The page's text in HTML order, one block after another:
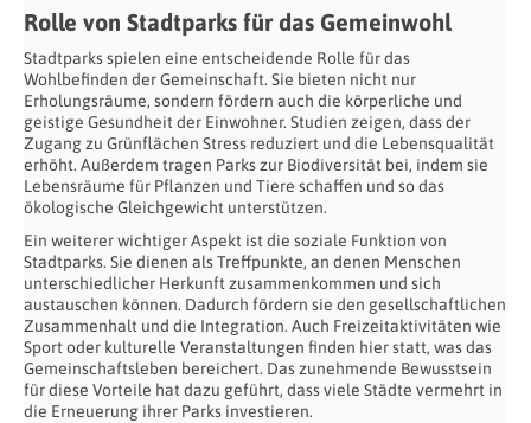
Rolle von Stadtparks für das Gemeinwohl
Stadtparks spielen eine entscheidende Rolle für das
Wohlbefinden der Gemeinschaft. Sie bieten nicht nur
Erholungsräume, sondern fördern auch die körperliche und
geistige Gesundheit der Einwohner. Studien zeigen, dass der
Zugang zu Grünflächen Stress reduziert und die Lebensqualität
erhöht. Außerdem tragen Parks zur Biodiversität bei, indem sie
Lebensräume für Pflanzen und Tiere schaffen und so das
ökologische Gleichgewicht unterstützen.
Ein weiterer wichtiger Aspekt ist die soziale Funktion von
Stadtparks. Sie dienen als Treffpunkte, an denen Menschen
unterschiedlicher Herkunft zusammenkommen und sich
austauschen können. Dadurch fördern sie den gesellschaftlichen
Zusammenhalt und die Integration. Auch Freizeitaktivitäten wie
Sport oder kulturelle Veranstaltungen finden hier statt, was das
Gemeinschaftsleben bereichert. Das zunehmende Bewusstsein
für diese Vorteile hat dazu geführt, dass viele Städte vermehrt in
die Erneuerung ihrer Parks investieren.